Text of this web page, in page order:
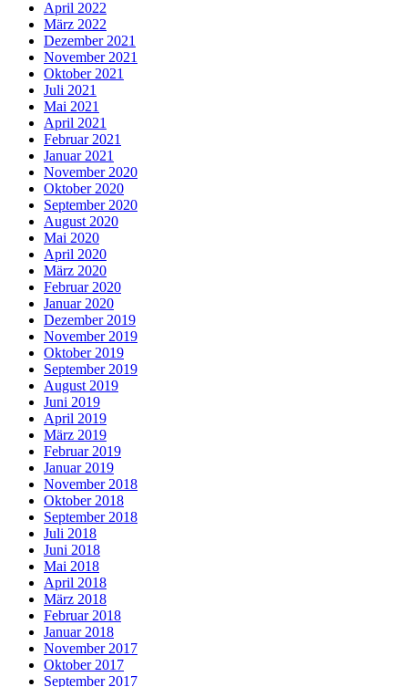
April 2022
März 2022
Dezember 2021
November 2021
Oktober 2021
Juli 2021
Mai 2021
April 2021
Februar 2021
Januar 2021
November 2020
Oktober 2020
September 2020
August 2020
Mai 2020
April 2020
März 2020
Februar 2020
Januar 2020
Dezember 2019
November 2019
Oktober 2019
September 2019
August 2019
Juni 2019
April 2019
März 2019
Februar 2019
Januar 2019
November 2018
Oktober 2018
September 2018
Juli 2018
Juni 2018
Mai 2018
April 2018
März 2018
Februar 2018
Januar 2018
November 2017
Oktober 2017
September 2017